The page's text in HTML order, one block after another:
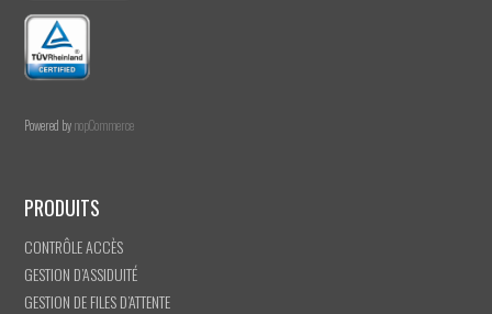
Powered bynopCommerce
PRODUITS
CONTRÔLE ACCÈS
GESTION D’ASSIDUITÉ
GESTION DE FILES D’ATTENTE